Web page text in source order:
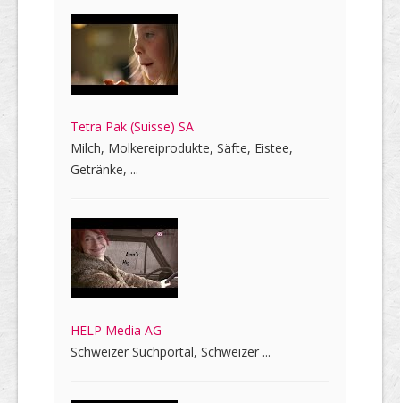
Tetra Pak (Suisse) SA
Milch, Molkereiprodukte, Säfte, Eistee,
Getränke, ...
HELP Media AG
Schweizer Suchportal, Schweizer ...